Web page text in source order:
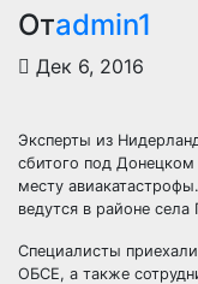
Отadmin1
Дек 6, 2016
Эксперты из
сбитого под
месту
ведутся в районе села
Специалисты
ОБСЕ, а также